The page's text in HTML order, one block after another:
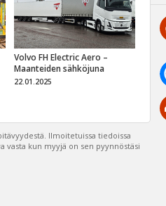
Volvo FH Electric Aero –
Maanteiden sähköjuna
22.01.2025
Ilmoitetuissa tiedoissa
vasta kun myyjä on sen pyynnöstäsi